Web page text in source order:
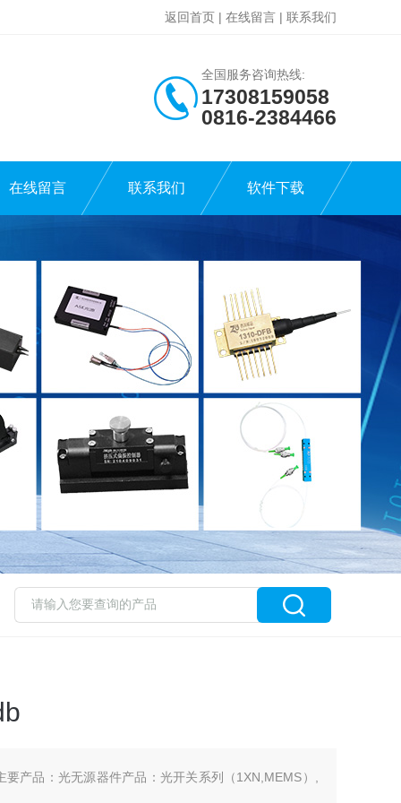
返回首页 | 在线留言 | 联系我们
全国服务咨询热线:
17308159058
0816-2384466
在线留言 联系我们 软件下载
产品：光无源器件产品：光开关系列（1XN,MEMS）,